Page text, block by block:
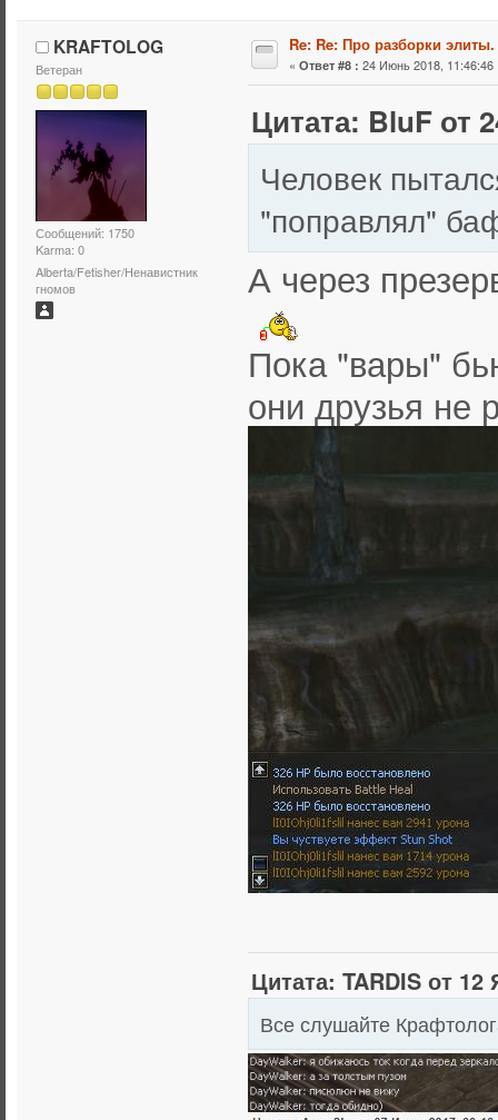
KRAFTOLOG
Ветеран
Сообщений: 1750
Karma: 0
Alberta/Fetisher/Ненавистник
гномов
Re: Re: Про разборки
« Ответ #8 : 24 Июнь 2018, 11:46:46
Цитата: BluF от
Человек
"поправлял"
А через
Пока "вары"
они друзья не
Цитата: TARDIS от
Все слушайте